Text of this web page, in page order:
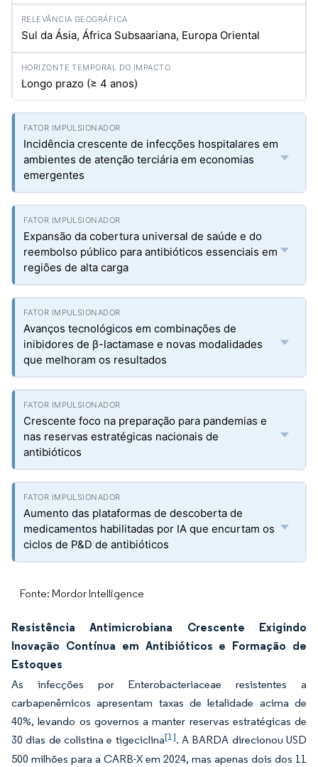
Sul da Ásia, África Subsaariana, Europa Oriental
Longo prazo (≥ 4 anos)
Incidência crescente de infecções hospitalares em
ambientes de atenção terciária em economias
emergentes
Expansão da cobertura universal de saúde e do
reembolso público para antibióticos essenciais em
regiões de alta carga
Avanços tecnológicos em combinações de
inibidores de β-lactamase e novas modalidades
que melhoram os resultados
Crescente foco na preparação para pandemias e
nas reservas estratégicas nacionais de
antibióticos
Aumento das plataformas de descoberta de
medicamentos habilitadas por IA que encurtam os
ciclos de P&D de antibióticos
Fonte: Mordor Intelligence
Resistência Antimicrobiana Crescente Exigindo
Inovação Contínua em Antibióticos e Formação de
Estoques
As infecções por Enterobacteriaceae resistentes a
carbapenêmicos apresentam taxas de letalidade acima de
40%, levando os governos a manter reservas estratégicas de
30 dias de colistina e tigeciclina[1]. A BARDA direcionou USD
500 milhões para a CARB-X em 2024, mas apenas dois dos 11